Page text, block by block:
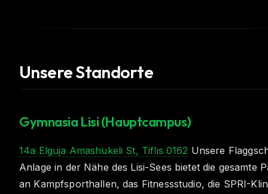
Unsere Standorte
Gymnasia Lisi (Hauptcampus)
14a Elguja Amashukeli St, Tiflis 0162 Unsere
Anlage in der Nähe des Lisi-Sees bietet die gesamte
an Kampfsporthallen, das Fitnessstudio, die SPRI-